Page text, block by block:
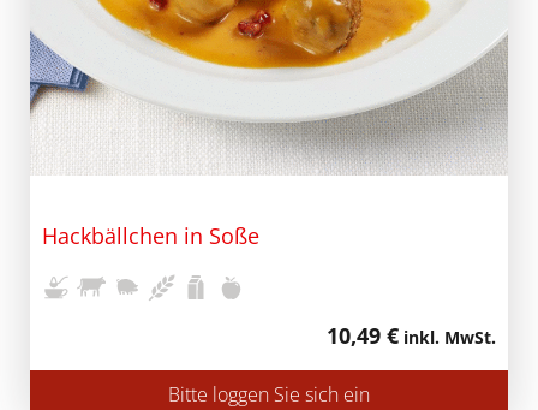
Hackbällchen in Soße
10,49 € inkl. MwSt.
Bitte loggen Sie sich ein